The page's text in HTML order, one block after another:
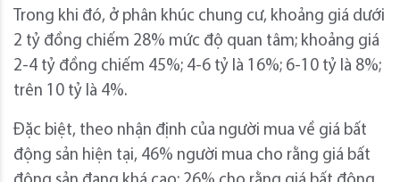
Trong khi đó, ở phân khúc chung cư, khoảng giá dưới
2 tỷ đồng chiếm 28% mức độ quan tâm; khoảng giá
2-4 tỷ đồng chiếm 45%; 4-6 tỷ là 16%; 6-10 tỷ là 8%;
trên 10 tỷ là 4%.
Đặc biệt, theo nhận định của người mua về giá bất
động sản hiện tại, 46% người mua cho rằng giá bất